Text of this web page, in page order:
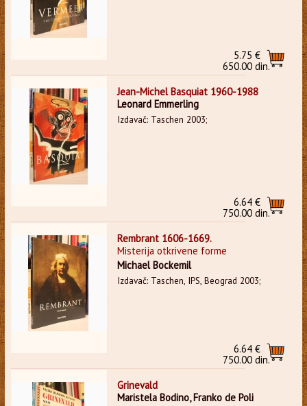
5.75 €
650.00 din.
Jean-Michel Basquiat 1960-1988
Leonard Emmerling
Izdavač: Taschen 2003;
6.64 €
750.00 din.
Rembrant 1606-1669.
Misterija otkrivene forme
Michael Bockemil
Izdavač: Taschen, IPS, Beograd 2003;
6.64 €
750.00 din.
Grinevald
Maristela Bodino, Franko de Poli